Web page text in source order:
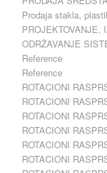
Prodaja stakla,
PROJEKTOVANJE,
ODRŽAVANJE
Reference
Reference
ROTACIONI
ROTACIONI
ROTACIONI
ROTACIONI
ROTACIONI
ROTACIONI